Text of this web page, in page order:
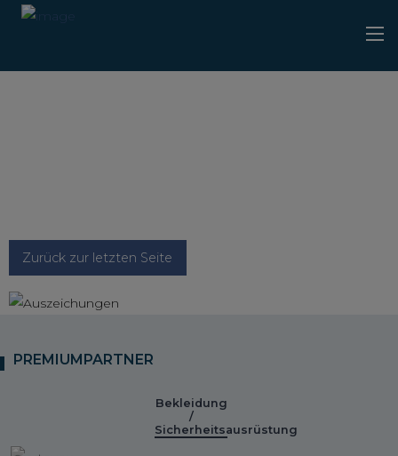
Zurück zur letzten Seite
PREMIUMPARTNER
Bekleidung
/
Sicherheitsausrüstung